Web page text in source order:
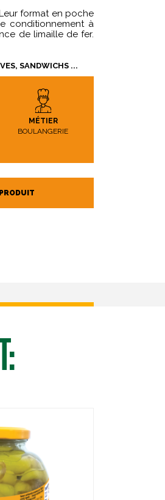
format en poche
conditionnement à
de limaille de fer.
SANDWICHS ...
MÉTIER
BOULANGERIE